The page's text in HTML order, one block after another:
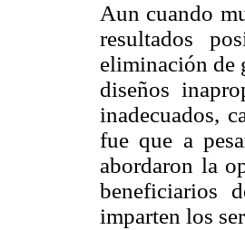
Aun cuando
resultados
eliminación de
diseños
inadecuados,
fue que a
abordaron la
beneficiarios
imparten los